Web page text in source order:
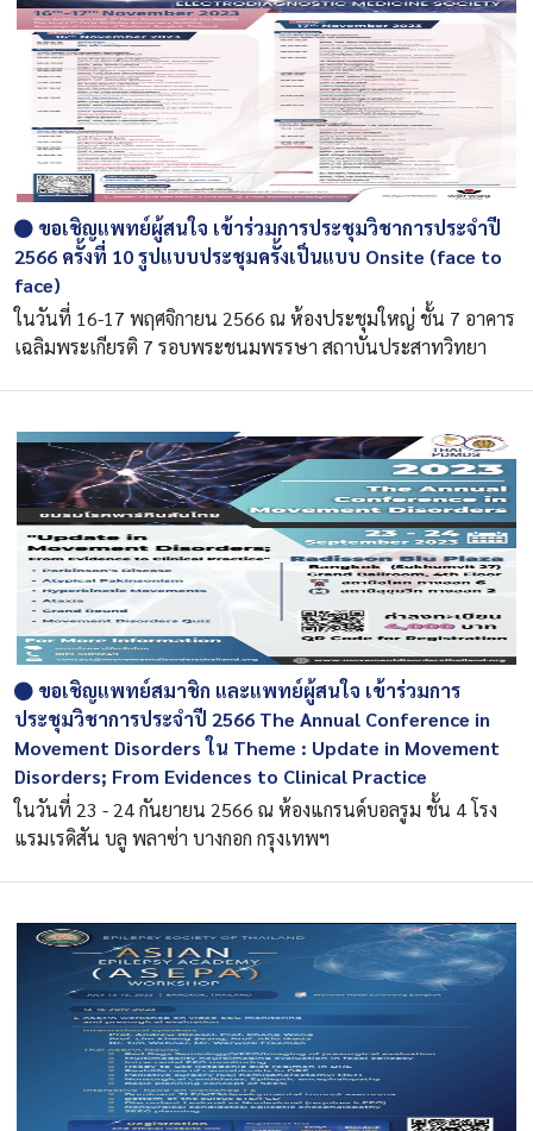
ขอเชิญแพทย์ผู้สนใจ เข้าร่วมการประชุมวิชาการประจำปี
2566 ครั้งที่ 10 รูปแบบประชุมครั้งเป็นแบบ Onsite (face to
face)
ในวันที่ 16-17 พฤศจิกายน 2566 ณ ห้องประชุมใหญ่ ชั้น 7 อาคาร
เฉลิมพระเกียรติ 7 รอบพระชนมพรรษา สถาบันประสาทวิทยา
ขอเชิญแพทย์สมาชิก และแพทย์ผู้สนใจ เข้าร่วมการ
ประชุมวิชาการประจำปี 2566 The Annual Conference in
Movement Disorders ใน Theme : Update in Movement
Disorders; From Evidences to Clinical Practice
ในวันที่ 23 - 24 กันยายน 2566 ณ ห้องแกรนด์บอลรูม ชั้น 4 โรง
แรมเรดิสัน บลู พลาซ่า บางกอก กรุงเทพฯ